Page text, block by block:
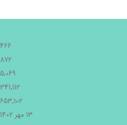
466
872
5,069
341,112
653,102
13 مهر 1402